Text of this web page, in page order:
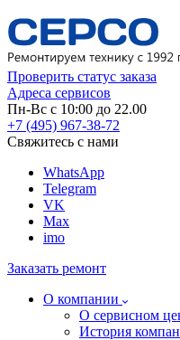
Проверить статус заказа
Адреса сервисов
Пн-Вс с 10:00 до 22.00
+7 (495) 967-38-72
Свяжитесь с нами
WhatsApp
Telegram
VK
Max
imo
Заказать ремонт
О компании
О сервисном
История